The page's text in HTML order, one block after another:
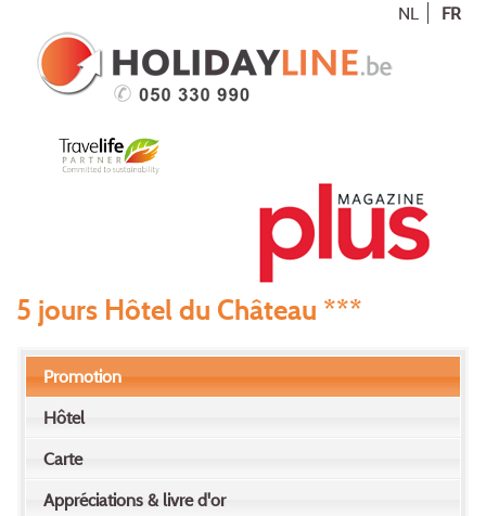
NL FR
5 jours Hôtel du Château ***
Promotion
Hôtel
Carte
Appréciations & livre d'or